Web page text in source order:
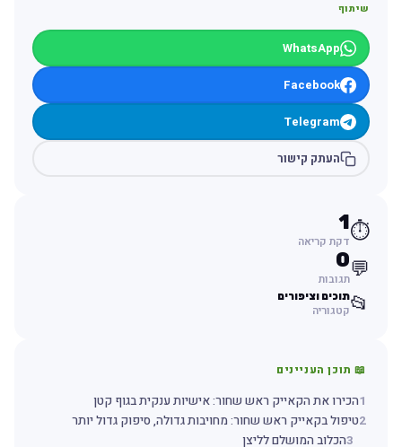
שיתוף
WhatsApp
Facebook
Telegram
העתק קישור
⏱️
1
דקת קריאה
💬
0
תגובות
📂תוכים וציפורים
קטגוריה
📖 תוכן העניינים
הכירו את הקאייק ראש שחור: אישיות ענקית בגוף קטן
2טיפול בקאייק ראש שחור: מחויבות גדולה, סיפוק גדול יותר
הכלוב המושלם לליצן